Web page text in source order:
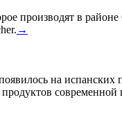
производят в
→
на